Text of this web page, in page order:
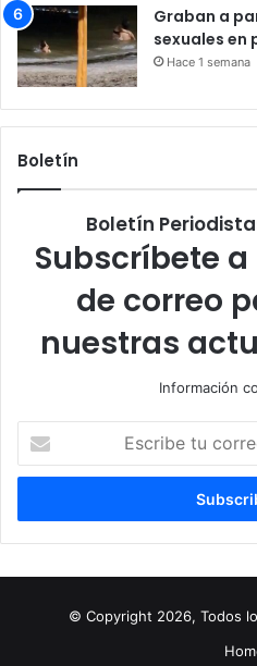
Graban a
sexuales en
Hace 1 semana
Boletín
Boletín
Subscríbete
de correo
nuestras
Información
correo
© Copyright 2026, Todos